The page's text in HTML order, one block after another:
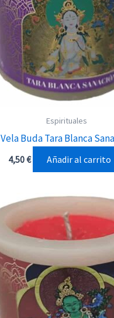
Espirituales
Vela Buda Tara Blanca
4,50€ Añadir al carrito